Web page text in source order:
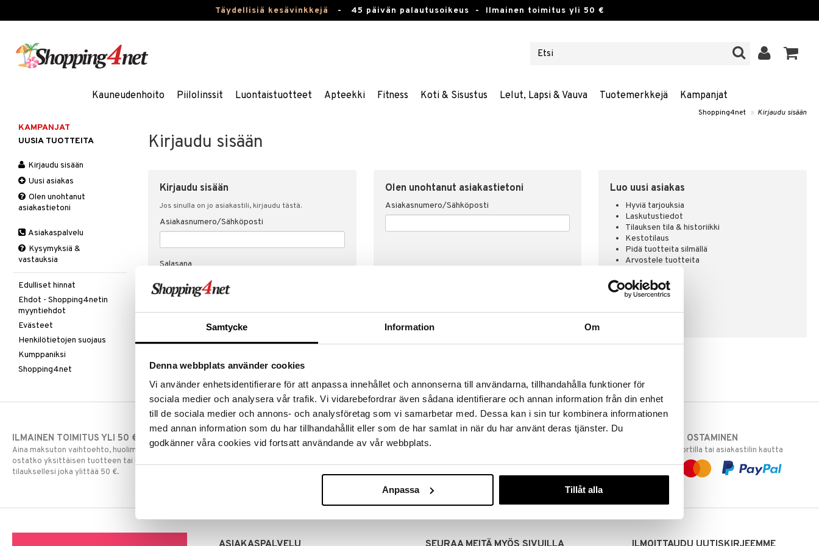
Samtycke Information Om
Denna webbplats använder cookies
Vi använder enhetsidentifierare för att anpassa innehållet och annonserna till användarna, tillhandahålla funktioner för
sociala medier och analysera vår trafik. Vi vidarebefordrar även sådana identifierare och annan information från din enhet
till de sociala medier och annons- och analysföretag som vi samarbetar med. Dessa kan i sin tur kombinera informationen
med annan information som du har tillhandahållit eller som de har samlat in när du har använt deras tjänster. Du
godkänner våra cookies vid fortsatt användande av vår webbplats.
Anpassa Tillåt alla
Täydellisiä kesävinkkejä - 45 päivän palautusoikeus - Ilmainen toimitus yli 50 €
Kauneudenhoito Piilolinssit Luontaistuotteet Apteekki Fitness Koti & Sisustus Lelut, Lapsi & Vauva Tuotemerkkejä Kampanjat
Shopping4net » Kirjaudu sisään
Kirjaudu sisään
Kirjaudu sisään
Jos sinulla on jo asiakastili, kirjaudu tästä.
Asiakasnumero/Sähköposti
Salasana
Olen unohtanut asiakastietoni
Asiakasnumero/Sähköposti
Luo uusi asiakas
Hyviä tarjouksia
Laskutustiedot
Tilauksen tila & historiikki
Kestotilaus
Pidä tuotteita silmällä
Arvostele tuotteita
KAMPANJAT
UUSIA TUOTTEITA
Kirjaudu sisään
Uusi asiakas
Olen unohtanut
asiakastietoni
Asiakaspalvelu
Kysymyksiä &
vastauksia
Edulliset hinnat
Ehdot - Shopping4netin
myyntiehdot
Evästeet
Henkilötietojen suojaus
Kumppaniksi
Shopping4net
ILMAINEN TOIMITUS YLI 50 €
Aina maksuton vaihtoehto, huolimatta siitä
ostatko yksittäisen tuotteen tai koko
tilauksellesi joka ylittää 50 €.
NOPEAT TOIMITUKSET EDULLISET HINNAT
Voit olla varma, että teet löytöjä sivuillamme.
TURVALLINEN OSTAMINEN
laskulla, pankkikortilla tai asiakastilin kautta